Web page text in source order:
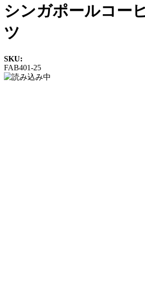
シンガポールコー
ツ
SKU:
FAB401-25